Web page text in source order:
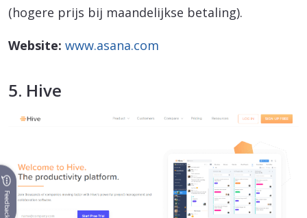
(hogere prijs bij maandelijkse betaling).
Website: www.asana.com
5. Hive
Feedback